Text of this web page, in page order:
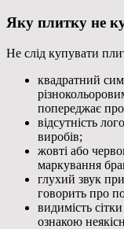
Яку плитку не
Не слід купувати
квадратний
попереджає
відсутність
виробів;
жовті або
маркування
глухий звук
говорить про
видимість
ознакою